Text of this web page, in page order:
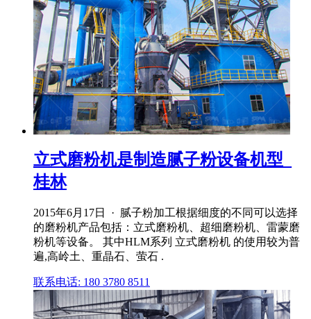
立式磨粉机是制造腻子粉设备机型_
桂林
2015年6月17日 · 腻子粉加工根据细度的不同可以选择
的磨粉机产品包括：立式磨粉机、超细磨粉机、雷蒙磨
粉机等设备。 其中HLM系列 立式磨粉机 的使用较为普
遍,高岭土、重晶石、萤石 .
联系电话: 180 3780 8511